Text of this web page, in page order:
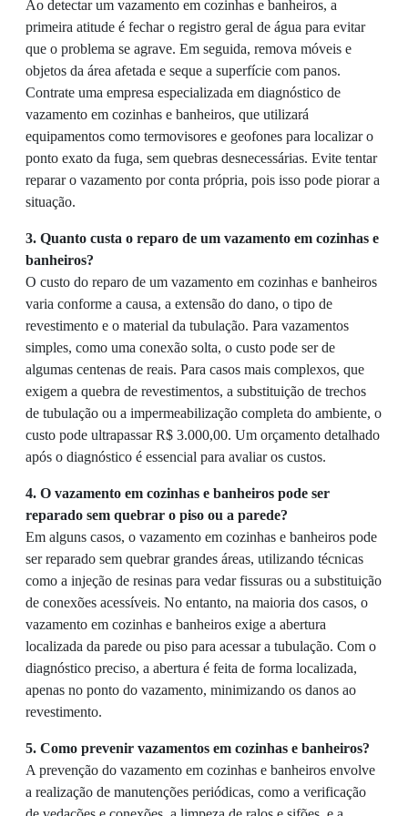
Ao detectar um vazamento em cozinhas e banheiros, a
primeira atitude é fechar o registro geral de água para evitar
que o problema se agrave. Em seguida, remova móveis e
objetos da área afetada e seque a superfície com panos.
Contrate uma empresa especializada em diagnóstico de
vazamento em cozinhas e banheiros, que utilizará
equipamentos como termovisores e geofones para localizar o
ponto exato da fuga, sem quebras desnecessárias. Evite tentar
reparar o vazamento por conta própria, pois isso pode piorar a
situação.
3. Quanto custa o reparo de um vazamento em cozinhas e
banheiros?
O custo do reparo de um vazamento em cozinhas e banheiros
varia conforme a causa, a extensão do dano, o tipo de
revestimento e o material da tubulação. Para vazamentos
simples, como uma conexão solta, o custo pode ser de
algumas centenas de reais. Para casos mais complexos, que
exigem a quebra de revestimentos, a substituição de trechos
de tubulação ou a impermeabilização completa do ambiente, o
custo pode ultrapassar R$ 3.000,00. Um orçamento detalhado
após o diagnóstico é essencial para avaliar os custos.
4. O vazamento em cozinhas e banheiros pode ser
reparado sem quebrar o piso ou a parede?
Em alguns casos, o vazamento em cozinhas e banheiros pode
ser reparado sem quebrar grandes áreas, utilizando técnicas
como a injeção de resinas para vedar fissuras ou a substituição
de conexões acessíveis. No entanto, na maioria dos casos, o
vazamento em cozinhas e banheiros exige a abertura
localizada da parede ou piso para acessar a tubulação. Com o
diagnóstico preciso, a abertura é feita de forma localizada,
apenas no ponto do vazamento, minimizando os danos ao
revestimento.
5. Como prevenir vazamentos em cozinhas e banheiros?
A prevenção do vazamento em cozinhas e banheiros envolve
a realização de manutenções periódicas, como a verificação